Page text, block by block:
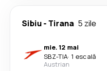
Sibiu - Tirana 5 zile
mie. 12 mai
SBZ-TIA· 1 escală
Austrian